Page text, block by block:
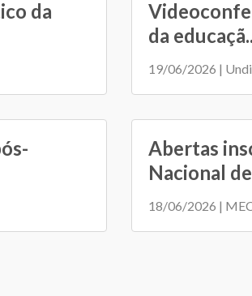
da
da
19/06/2026 |
Abertas
Nacional
18/06/2026 |